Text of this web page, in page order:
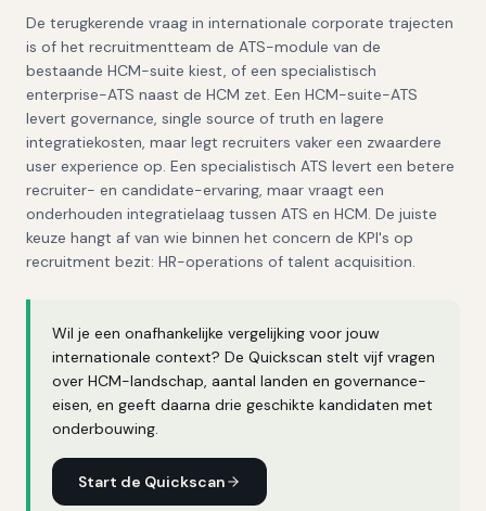
De terugkerende vraag in internationale corporate trajecten
is of het recruitmentteam de ATS-module van de
bestaande HCM-suite kiest, of een specialistisch
enterprise-ATS naast de HCM zet. Een HCM-suite-ATS
levert governance, single source of truth en lagere
integratiekosten, maar legt recruiters vaker een zwaardere
user experience op. Een specialistisch ATS levert een betere
recruiter- en candidate-ervaring, maar vraagt een
onderhouden integratielaag tussen ATS en HCM. De juiste
keuze hangt af van wie binnen het concern de KPI's op
recruitment bezit: HR-operations of talent acquisition.
Wil je een onafhankelijke vergelijking voor jouw
internationale context? De Quickscan stelt vijf vragen
over HCM-landschap, aantal landen en governance-
eisen, en geeft daarna drie geschikte kandidaten met
onderbouwing.
Start de Quickscan